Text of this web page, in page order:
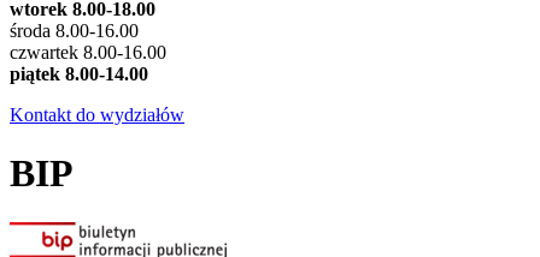
wtorek 8.00-18.00
środa 8.00-16.00
czwartek 8.00-16.00
piątek 8.00-14.00
Kontakt do wydziałów
BIP